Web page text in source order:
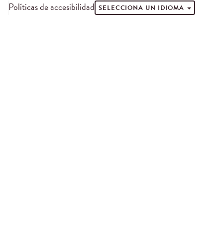
Políticas de accesibilidad SELECCIONA UN IDIOMA